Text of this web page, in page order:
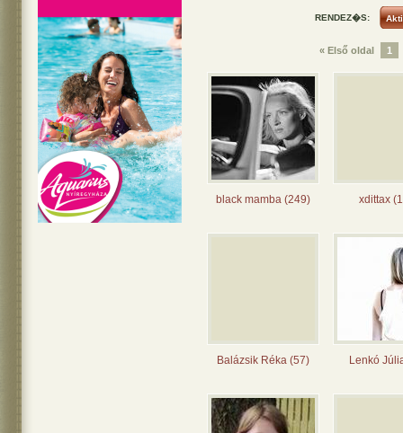
RENDEZ�S:
« Első oldal 1
black mamba (249) xdittax
Balázsik Réka (57) Lenkó